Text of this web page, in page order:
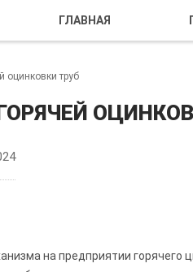
ГЛАВНАЯ
оцинковки труб
на предприятии горячего